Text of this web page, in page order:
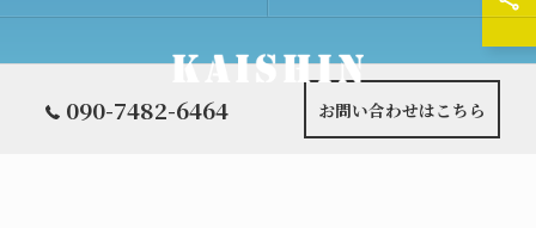
090-7482-6464 お問い合わせはこちら